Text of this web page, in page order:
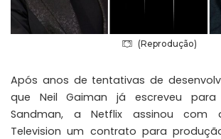
(Reprodução)
Após anos de tentativas de
que Neil Gaiman já escreveu para
Sandman, a Netflix assinou com
Television um contrato para